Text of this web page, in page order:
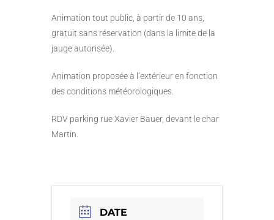
Animation tout public, à partir de 10 ans,
gratuit sans réservation (dans la limite de la
jauge autorisée).
Animation proposée à l’extérieur en fonction
des conditions météorologiques.
RDV parking rue Xavier Bauer, devant le char
Martin.
DATE